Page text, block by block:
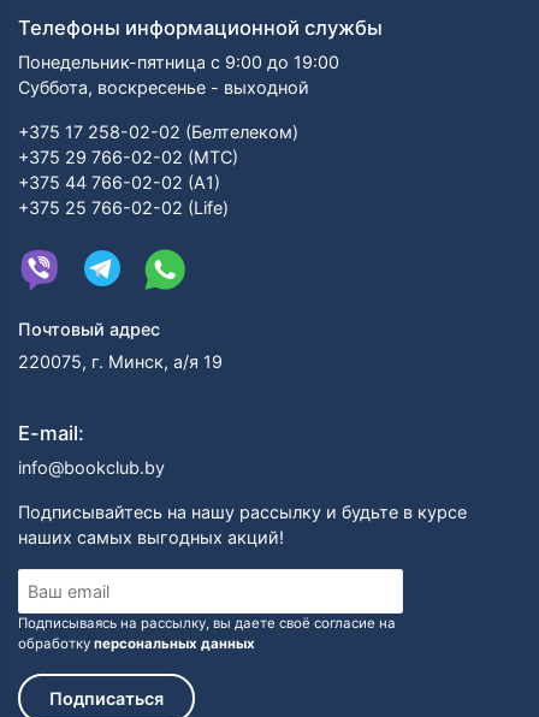
Телефоны информационной службы
Понедельник-пятница с 9:00 до 19:00
Суббота, воскресенье - выходной
+375 17 258-02-02 (Белтелеком)
+375 29 766-02-02 (МТС)
+375 44 766-02-02 (А1)
+375 25 766-02-02 (Life)
Почтовый адрес
220075, г. Минск, а/я 19
E-mail:
info@bookclub.by
Подписывайтесь на нашу рассылку и будьте в курсе
наших самых выгодных акций!
Подписываясь на рассылку, вы даете своё согласие на
обработку персональных данных
Подписаться